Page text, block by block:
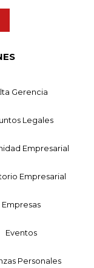
Gerencia
Legales
Empresarial
Empresarial
Empresas
Eventos
Personales